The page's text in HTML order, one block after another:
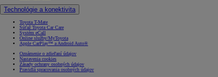
Technológie a konektivita
Toyota T-Mate
Súťaž Toyota Car Care
Systém eCall
Online služby/MyToyota
Apple CarPlay™ a Android Auto®
Oznámenie o zdieľaní údajov
Nastavenia cookies
Zásady ochrany osobných údajov
Pravidlá spracovania osobných údajov